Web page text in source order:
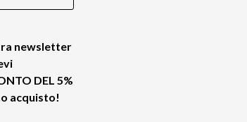
newsletter
DEL 5%
acquisto!